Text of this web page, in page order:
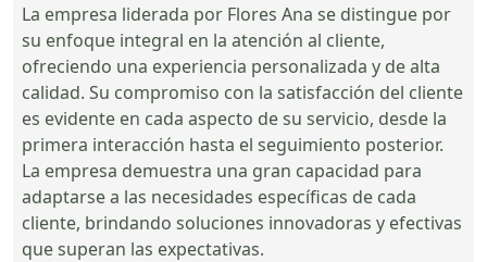
La empresa liderada por Flores Ana se distingue por
su enfoque integral en la atención al cliente,
ofreciendo una experiencia personalizada y de alta
calidad. Su compromiso con la satisfacción del cliente
es evidente en cada aspecto de su servicio, desde la
primera interacción hasta el seguimiento posterior.
La empresa demuestra una gran capacidad para
adaptarse a las necesidades específicas de cada
cliente, brindando soluciones innovadoras y efectivas
que superan las expectativas.